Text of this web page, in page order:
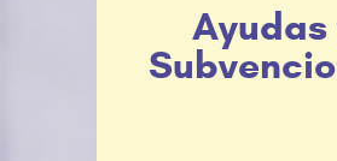
Ayudas